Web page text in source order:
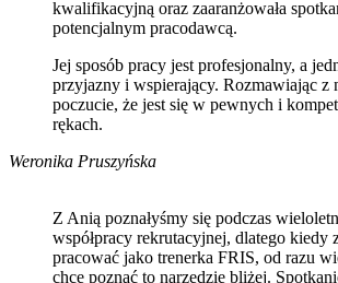
kwalifikacyjną oraz zaaranżowała
potencjalnym pracodawcą.
Jej sposób pracy jest profesjonalny, a
przyjazny i wspierający. Rozmawiając z
poczucie, że jest się w pewnych i
rękach.
Weronika Pruszyńska
Z Anią poznałyśmy się podczas
współpracy rekrutacyjnej, dlatego kiedy
pracować jako trenerka FRIS, od razu
chcę poznać to narzędzie bliżej.